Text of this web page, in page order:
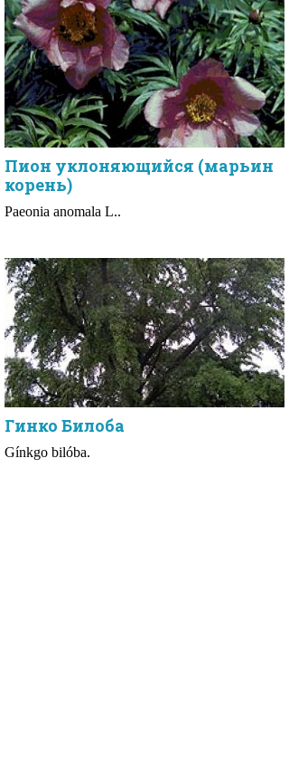
Пион уклоняющийся (марьин
корень)
Paeonia anomala L..
Гинко Билоба
Gínkgo bilóba.